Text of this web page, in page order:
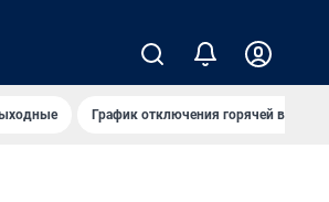
График отключения горячей воды в